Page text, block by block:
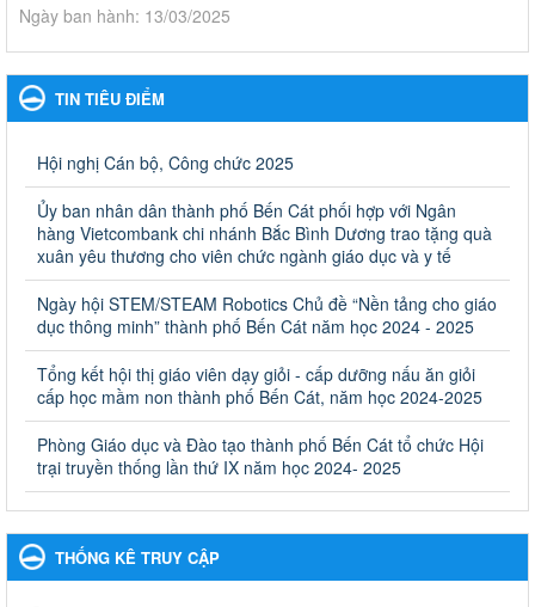
Ngày ban hành: 13/03/2025
Kế hoạch Phổ biến, giáo dục pháp luật năm 2025 của ngành
Giáo dục và Đào tạo thành phố Bến Cát
Kế hoạch Phổ biến, giáo dục pháp luật năm 2025 của ngành
Ngày ban hành: 28/02/2025
Quyết định công bố thủ tục hành chính bị bãi bỏ trong lĩnh
vực giáo dục đào tạo thuộc hệ giáo dục quốc dân và cơ sở
giáo dục khác thuộc thẩm quyền giải quyết của Sở Giáo dục
và Đào tạo, Ủy ban nhân dân cấp huyện
Quyết định công bố thủ tục hành chính bị bãi bỏ trong lĩnh vực
giáo dục đào tạo thuộc hệ giáo dục quốc dân và cơ sở giáo dục
khác thuộc thẩm quyền giải quyết của Sở Giáo dục và Đào tạo,
Ủy ban nhân dân cấp huyện
Ngày ban hành: 30/09/2024
Hướng dẫn thực hiện nhiệm vụ giáo dục tiểu học năm học
2024-2025
Hướng dẫn thực hiện nhiệm vụ giáo dục tiểu học năm học 2024-
2025
Ngày ban hành: 26/09/2024
TIN TIÊU ĐIỂM
Hội nghị Cán bộ, Công chức 2025
Ủy ban nhân dân thành phố Bến Cát phối hợp với Ngân
hàng Vietcombank chi nhánh Bắc Bình Dương trao tặng quà
xuân yêu thương cho viên chức ngành giáo dục và y tế
Ngày hội STEM/STEAM Robotics Chủ đề “Nền tảng cho giáo
dục thông minh” thành phố Bến Cát năm học 2024 - 2025
Tổng kết hội thị giáo viên dạy giỏi - cấp dưỡng nấu ăn giỏi
cấp học mầm non thành phố Bến Cát, năm học 2024-2025
Phòng Giáo dục và Đào tạo thành phố Bến Cát tổ chức Hội
trại truyền thống lần thứ IX năm học 2024- 2025
THỐNG KÊ TRUY CẬP